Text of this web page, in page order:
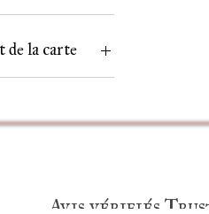
la carte
Avis vérifiés